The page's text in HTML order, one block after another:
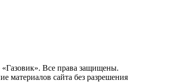
Все права защищены.
материалов сайта без разрешения